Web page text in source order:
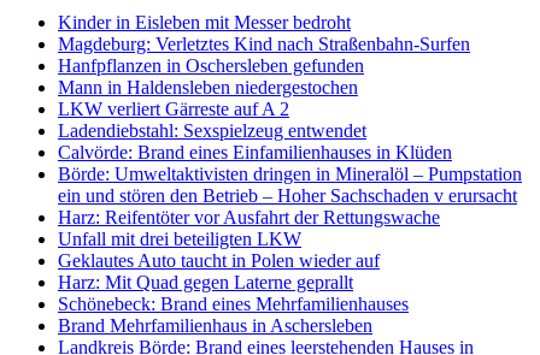
Kinder in Eisleben mit Messer bedroht
Magdeburg: Verletztes Kind nach Straßenbahn-Surfen
Hanfpflanzen in Oschersleben gefunden
Mann in Haldensleben niedergestochen
LKW verliert Gärreste auf A 2
Ladendiebstahl: Sexspielzeug entwendet
Calvörde: Brand eines Einfamilienhauses in Klüden
Börde: Umweltaktivisten dringen in Mineralöl – Pumpstation
ein und stören den Betrieb – Hoher Sachschaden v erursacht
Harz: Reifentöter vor Ausfahrt der Rettungswache
Unfall mit drei beteiligten LKW
Geklautes Auto taucht in Polen wieder auf
Harz: Mit Quad gegen Laterne geprallt
Schönebeck: Brand eines Mehrfamilienhauses
Brand Mehrfamilienhaus in Aschersleben
Landkreis Börde: Brand eines leerstehenden Hauses in